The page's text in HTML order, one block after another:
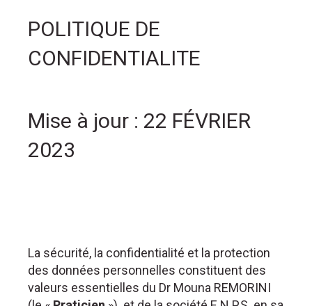
POLITIQUE DE
CONFIDENTIALITE
Mise à jour : 22 FÉVRIER
2023
La sécurité, la confidentialité et la protection
des données personnelles constituent des
valeurs essentielles du Dr Mouna REMORINI